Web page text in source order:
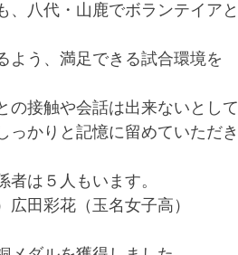
、八代・山鹿でボランテイアと
よう、満足できる試合環境を
接触や会話は出来ないとして
っかりと記憶に留めていただき
は５人もいます。
田彩花（玉名女子高）